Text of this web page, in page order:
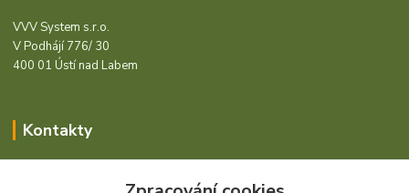
VVV System s.r.o.
V Podhájí 776/ 30
400 01 Ústí nad Labem
Kontakty